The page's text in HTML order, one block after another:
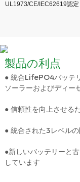
UL1973/CE/IEC62619認定
製品の利点
● 統合LifePO4バッテ
ソーラーおよびディー
● 信頼性を向上させる
● 統合された3レベル
●新しいバッテリーと
しています